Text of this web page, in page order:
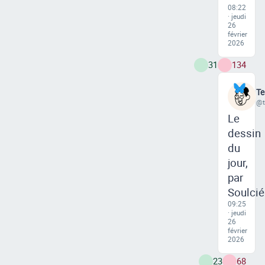
08:22
· jeudi
26
février
2026
31 134
Le
dessin
du
jour,
par
Soulcié
09:25
· jeudi
26
février
2026
23 68